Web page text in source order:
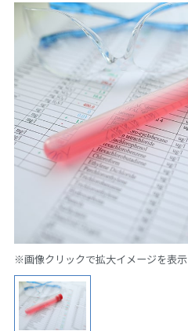
※画像クリックで拡大イメージを表示